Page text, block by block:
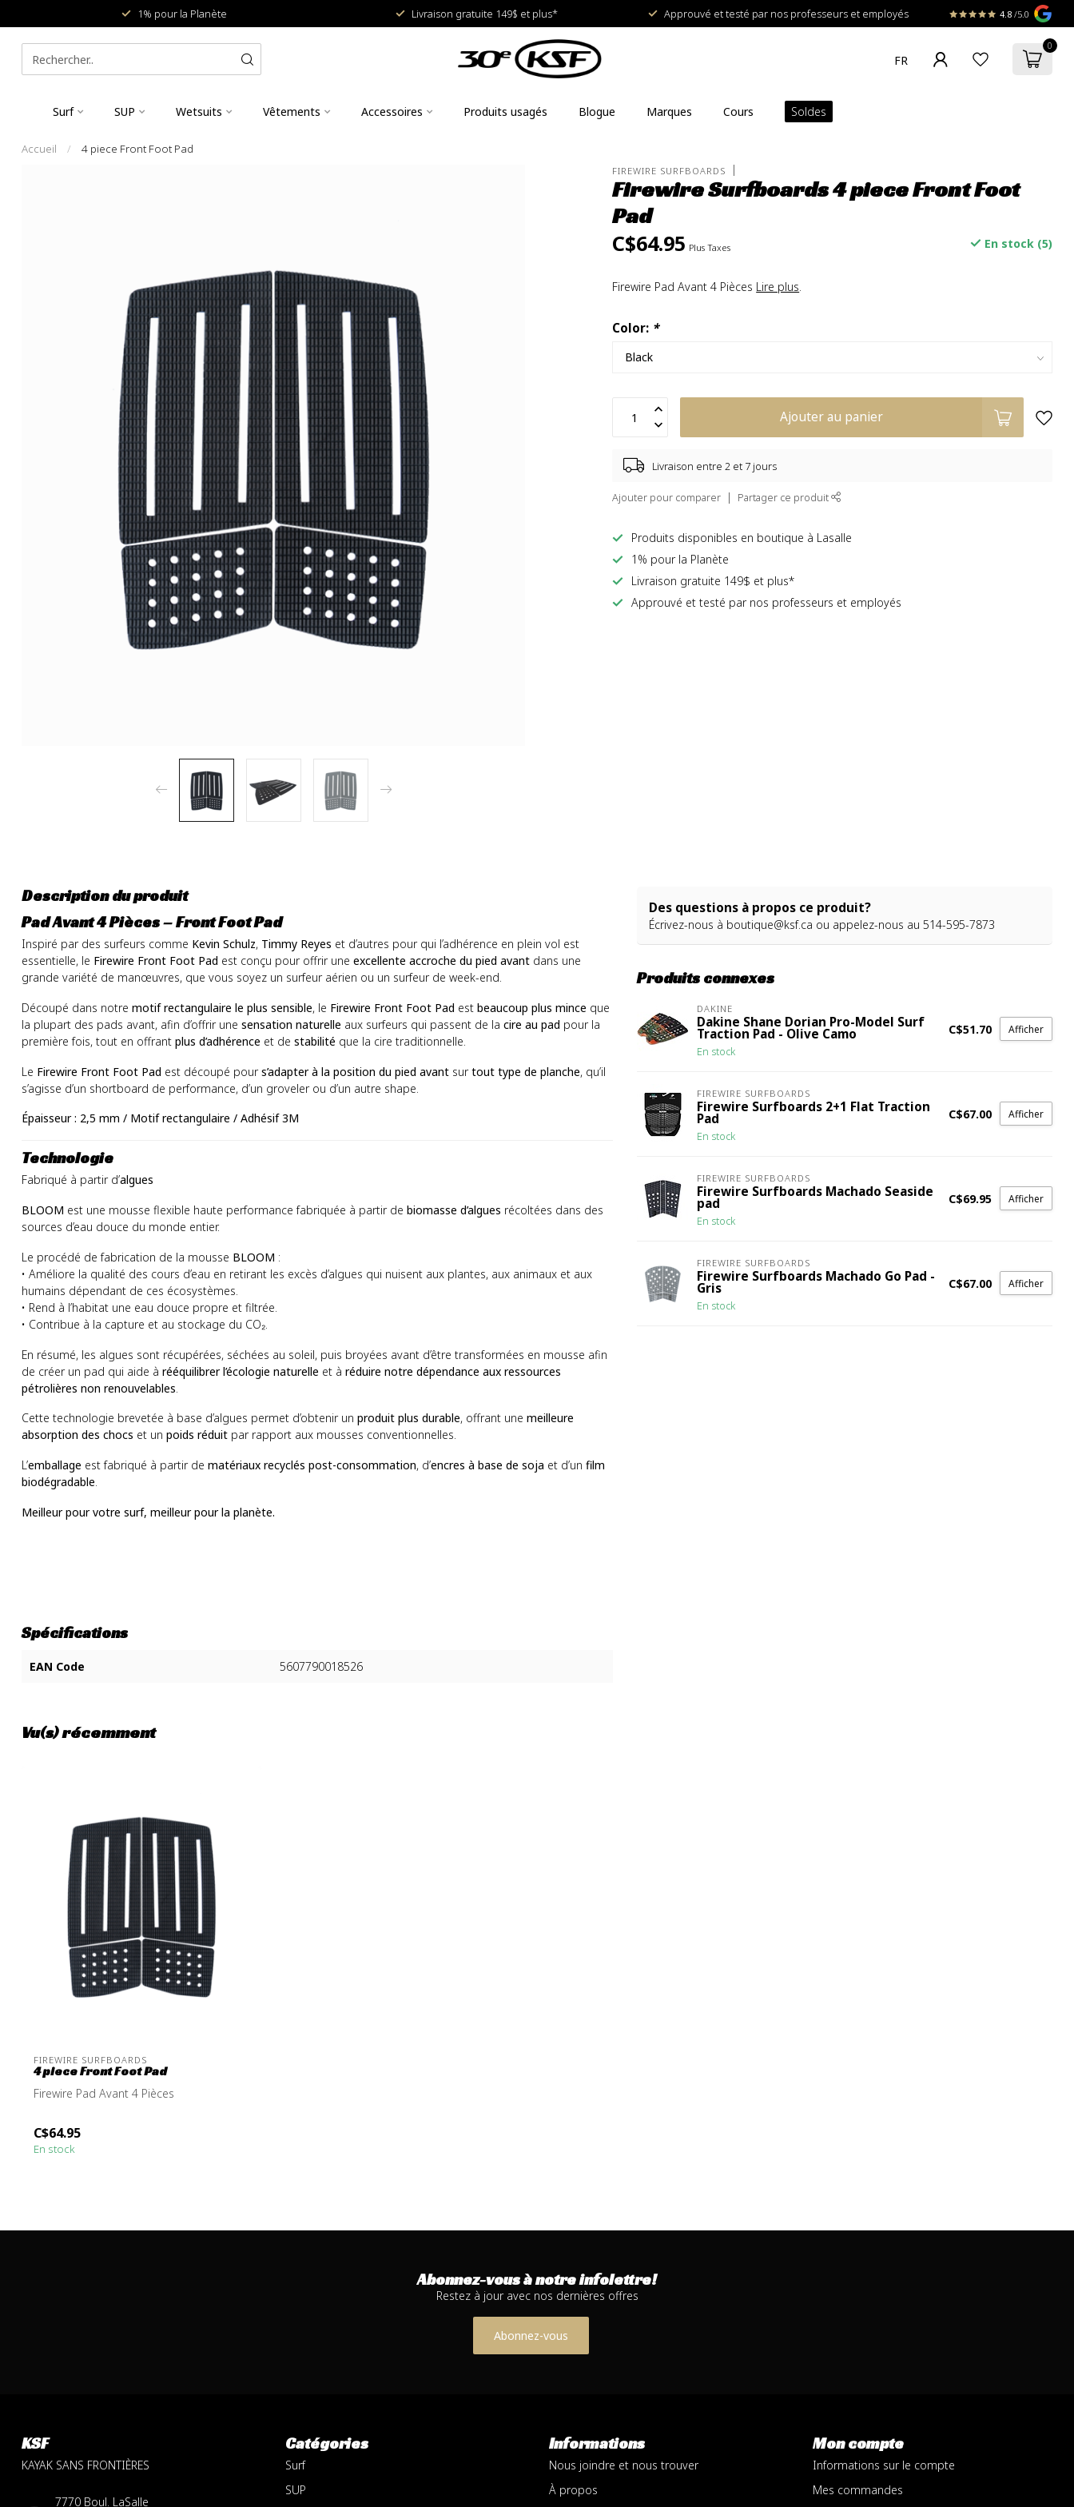
1% pour la Planète Livraison gratuite 149$ et plus* Approuvé et testé par nos professeurs et employés 4.8 /5.0
0
Surf SUP Wetsuits Vêtements Accessoires Produits usagés Blogue Marques Cours Soldes
Accueil / 4 piece Front Foot Pad
FIREWIRE SURFBOARDS
Firewire Surfboards 4 piece Front Foot
Pad
C$64.95 Plus Taxes En stock (5)
Firewire Pad Avant 4 Pièces Lire plus.
Color: *
Ajouter au panier
Livraison entre 2 et 7 jours
Ajouter pour comparer Partager ce produit
Produits disponibles en boutique à Lasalle
1% pour la Planète
Livraison gratuite 149$ et plus*
Approuvé et testé par nos professeurs et employés
Description du produit
Pad Avant 4 Pièces – Front Foot Pad
Inspiré par des surfeurs comme Kevin Schulz, Timmy Reyes et d’autres pour qui l’adhérence en plein vol est
essentielle, le Firewire Front Foot Pad est conçu pour offrir une excellente accroche du pied avant dans une
grande variété de manœuvres, que vous soyez un surfeur aérien ou un surfeur de week-end.
Découpé dans notre motif rectangulaire le plus sensible, le Firewire Front Foot Pad est beaucoup plus mince que
la plupart des pads avant, afin d’offrir une sensation naturelle aux surfeurs qui passent de la cire au pad pour la
première fois, tout en offrant plus d’adhérence et de stabilité que la cire traditionnelle.
Le Firewire Front Foot Pad est découpé pours’adapter à la position du pied avant surtout type de planche, qu’il
s’agisse d’un shortboard de performance, d’un groveler ou d’un autre shape.
Épaisseur : 2,5 mm / Motif rectangulaire / Adhésif 3M
Technologie
Fabriqué à partir d’algues
BLOOM est une mousse flexible haute performance fabriquée à partir de biomasse d’algues récoltées dans des
sources d’eau douce du monde entier.
Le procédé de fabrication de la mousse BLOOM :
• Améliore la qualité des cours d’eau en retirant les excès d’algues qui nuisent aux plantes, aux animaux et aux
humains dépendant de ces écosystèmes.
• Rend à l’habitat une eau douce propre et filtrée.
• Contribue à la capture et au stockage du CO₂.
En résumé, les algues sont récupérées, séchées au soleil, puis broyées avant d’être transformées en mousse afin
de créer un pad qui aide à rééquilibrer l’écologie naturelle et à réduire notre dépendance aux ressources
pétrolières non renouvelables
Cette technologie brevetée à base d’algues permet d’obtenir un produit plus durable, offrant une meilleure
absorption des chocs et un poids réduit par rapport aux mousses conventionnelles.
L’emballage est fabriqué à partir de matériaux recyclés post-consommation, d’encres à base de soja et d’un film
biodégradable.
Meilleur pour votre surf, meilleur pour la planète.
Spécifications
EAN Code 5607790018526
Des questions à propos ce produit?
Écrivez-nous à boutique@ksf.ca ou appelez-nous au 514-595-7873
Produits connexes
DAKINE
Dakine Shane Dorian Pro-Model Surf
Traction Pad - Olive Camo
En stock
C$51.70 Afficher
FIREWIRE SURFBOARDS
Firewire Surfboards 2+1 Flat Traction
Pad
En stock
C$67.00 Afficher
FIREWIRE SURFBOARDS
Firewire Surfboards Machado Seaside
pad
En stock
C$69.95 Afficher
FIREWIRE SURFBOARDS
Firewire Surfboards Machado Go Pad -
Gris
En stock
C$67.00 Afficher
Vu(s) récemment
FIREWIRE SURFBOARDS
4 piece Front Foot Pad
Firewire Pad Avant 4 Pièces
C$64.95
En stock
Abonnez-vous à notre infolettre!
Restez à jour avec nos dernières offres
Abonnez-vous
KSF
KAYAK SANS FRONTIÈRES
7770 Boul. LaSalle
Catégories
Surf
SUP
Informations
Nous joindre et nous trouver
À propos
Mon compte
Informations sur le compte
Mes commandes